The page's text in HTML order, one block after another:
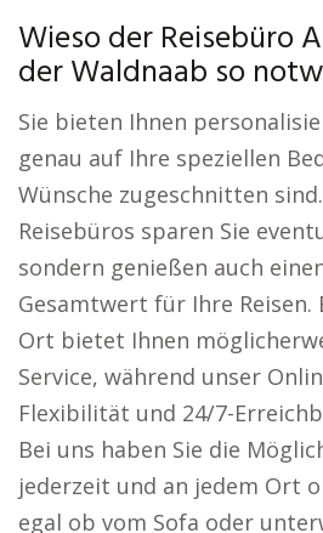
Wieso der Reisebüro
der Waldnaab so
Sie bieten Ihnen
genau auf Ihre speziellen
Wünsche zugeschnitten
Reisebüros sparen Sie
sondern genießen auch
Gesamtwert für Ihre Reisen.
Ort bietet Ihnen
Service, während unser
Flexibilität und 24/7-
Bei uns haben Sie die
jederzeit und an jedem Ort
egal ob vom Sofa oder